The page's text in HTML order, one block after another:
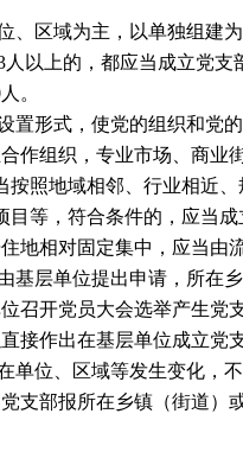
、区域为主，以单独组建
人以上的，都应当成立党支
人。
置形式，使党的组织和党
作组织，专业市场、商业
按照地域相邻、行业相近
目等，符合条件的，应当
地相对固定集中，应当
基层单位提出申请，所在
召开党员大会选举产生
接作出在基层单位成立党
单位、区域等发生变化，
支部报所在乡镇（街道